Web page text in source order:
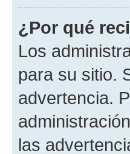
¿Por qué
Los
para su sitio.
advertencia.
las